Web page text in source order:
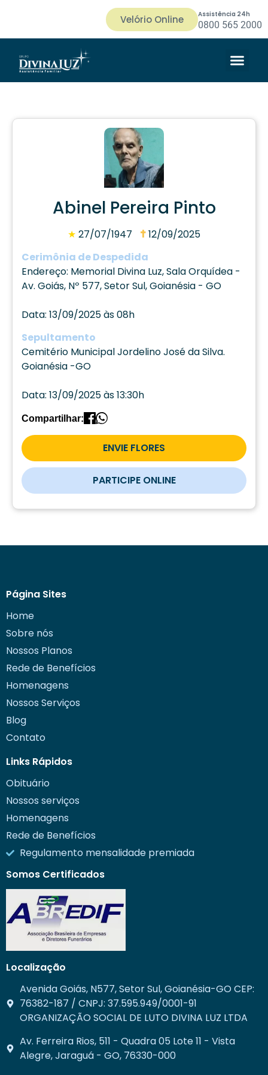
Velório Online Assistência 24h
0800 565 2000
Abinel Pereira Pinto
★ 27/07/1947
12/09/2025
Cerimônia de Despedida
Endereço: Memorial Divina Luz, Sala Orquídea -
Av. Goiás, Nº 577, Setor Sul, Goianésia - GO
Data: 13/09/2025 às 08h
Sepultamento
Cemitério Municipal Jordelino José da Silva.
Goianésia -GO
Data: 13/09/2025 às 13:30h
Compartilhar:
ENVIE FLORES
PARTICIPE ONLINE
Página Sites
Home
Sobre nós
Nossos Planos
Rede de Benefícios
Homenagens
Nossos Serviços
Blog
Contato
Links Rápidos
Obituário
Nossos serviços
Homenagens
Rede de Benefícios
Regulamento mensalidade premiada
Somos Certificados
Localização
Avenida Goiás, N577, Setor Sul, Goianésia-GO CEP:
76382-187 / CNPJ: 37.595.949/0001-91
ORGANIZAÇÃO SOCIAL DE LUTO DIVINA LUZ LTDA
Av. Ferreira Rios, 511 - Quadra 05 Lote 11 - Vista
Alegre, Jaraguá - GO, 76330-000